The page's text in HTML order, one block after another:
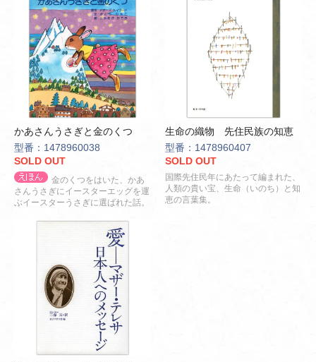
かあさんうさぎと金のくつ
型番：1478960038
SOLD OUT
金のくつをはいた、かあ
さんうさぎにイースターエッグを運
ぶイースターうさぎに選ばれた話。
生命の織物 先住民族の知恵
型番：1478960407
SOLD OUT
国際先住民年にあたって編まれた、
人類の貴い宝、生命（いのち）と知
恵の言葉集。